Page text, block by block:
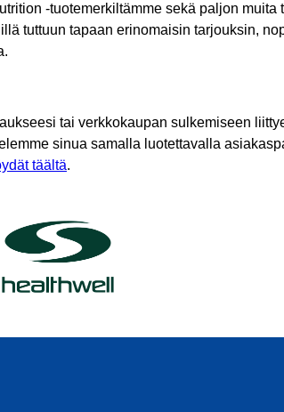
-tuotemerkiltämme sekä paljon muita
tuttuun tapaan erinomaisin tarjouksin,
tai verkkokaupan sulkemiseen
sinua samalla luotettavalla
täältä.